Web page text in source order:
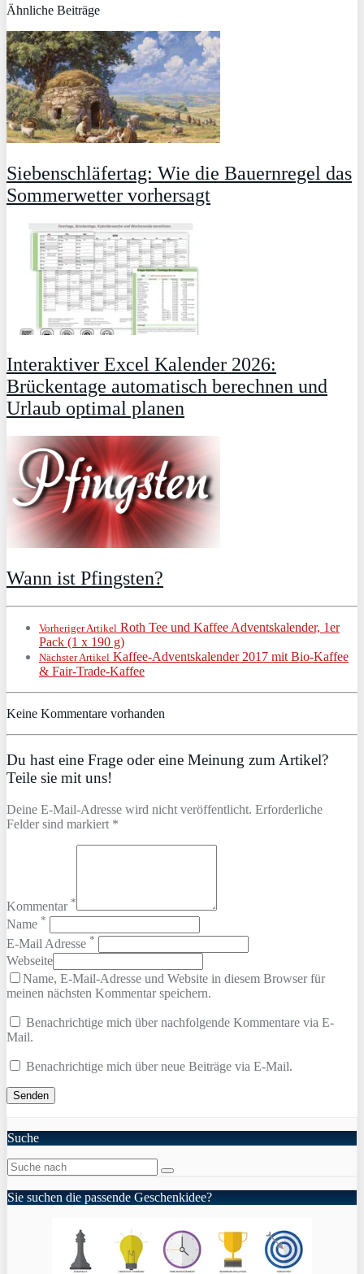
Ähnliche Beiträge
Siebenschläfertag: Wie die Bauernregel das
Sommerwetter vorhersagt
Interaktiver Excel Kalender 2026:
Brückentage automatisch berechnen und
Urlaub optimal planen
Wann ist Pfingsten?
Vorheriger Artikel Roth Tee und Kaffee Adventskalender, 1er
Pack (1 x 190 g)
Nächster Artikel Kaffee-Adventskalender 2017 mit Bio-Kaffee
& Fair-Trade-Kaffee
Keine Kommentare vorhanden
Du hast eine Frage oder eine Meinung zum Artikel?
Teile sie mit uns!
Deine E-Mail-Adresse wird nicht veröffentlicht. Erforderliche
Felder sind markiert *
Kommentar *
Name *
E-Mail Adresse *
Webseite
Name, E-Mail-Adresse und Website in diesem Browser für
meinen nächsten Kommentar speichern.
Benachrichtige mich über nachfolgende Kommentare via E-
Mail.
Benachrichtige mich über neue Beiträge via E-Mail.
Suche
Sie suchen die passende Geschenkidee?